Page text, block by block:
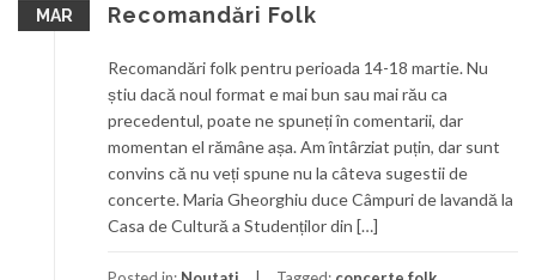
MAR Recomandări Folk
Recomandări folk pentru perioada 14-18 martie. Nu
știu dacă noul format e mai bun sau mai rău ca
precedentul, poate ne spuneți în comentarii, dar
momentan el rămâne așa. Am întârziat puțin, dar sunt
convins că nu veți spune nu la câteva sugestii de
concerte. Maria Gheorghiu duce Câmpuri de lavandă la
Casa de Cultură a Studenților din […]